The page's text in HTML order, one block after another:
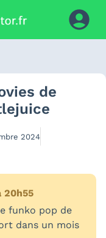
de
2024
20h55
funko pop de
dans un mois